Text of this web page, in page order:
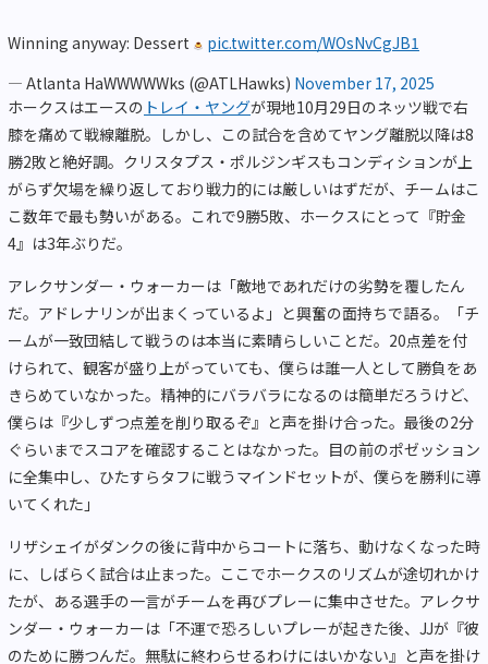
Winning anyway: Dessert
pic.twitter.com/WOsNvCgJB1
— Atlanta HaWWWWWks (@ATLHawks) November 17, 2025
ホークスはエースの トレイ・ヤングが現地10月29日のネッツ戦で右
膝を痛めて戦線離脱。しかし、この試合を含めてヤング離脱以降は8
勝2敗と絶好調。クリスタプス・ポルジンギスもコンディションが上
がらず欠場を繰り返しており戦力的には厳しいはずだが、チームはこ
こ数年で最も勢いがある。これで9勝5敗、ホークスにとって『貯金
4』は3年ぶりだ。
アレクサンダー・ウォーカーは「敵地であれだけの劣勢を覆したん
だ。アドレナリンが出まくっているよ」と興奮の面持ちで語る。「チ
ームが一致団結して戦うのは本当に素晴らしいことだ。20点差を付
けられて、観客が盛り上がっていても、僕らは誰一人として勝負をあ
きらめていなかった。精神的にバラバラになるのは簡単だろうけど、
僕らは『少しずつ点差を削り取るぞ』と声を掛け合った。最後の2分
ぐらいまでスコアを確認することはなかった。目の前のポゼッション
に全集中し、ひたすらタフに戦うマインドセットが、僕らを勝利に導
いてくれた」
リザシェイがダンクの後に背中からコートに落ち、動けなくなった時
に、しばらく試合は止まった。ここでホークスのリズムが途切れかけ
たが、ある選手の一言がチームを再びプレーに集中させた。アレクサ
ンダー・ウォーカーは「不運で恐ろしいプレーが起きた後、JJが『彼
のために勝つんだ。無駄に終わらせるわけにはいかない』と声を掛け